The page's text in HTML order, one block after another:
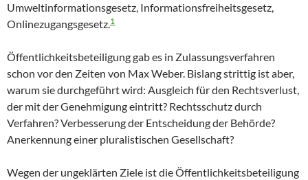
Umweltinformationsgesetz, Informationsfreiheitsgesetz,
Onlinezugangsgesetz.1
Öffentlichkeitsbeteiligung gab es in Zulassungsverfahren
schon vor den Zeiten von Max Weber. Bislang strittig ist aber,
warum sie durchgeführt wird: Ausgleich für den Rechtsverlust,
der mit der Genehmigung eintritt? Rechtsschutz durch
Verfahren? Verbesserung der Entscheidung der Behörde?
Anerkennung einer pluralistischen Gesellschaft?
Wegen der ungeklärten Ziele ist die Öffentlichkeitsbeteiligung